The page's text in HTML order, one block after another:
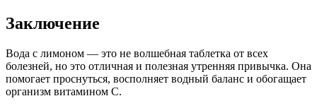
Заключение
Вода с лимоном — это не волшебная таблетка от всех
болезней, но это отличная и полезная утренняя привычка. Она
помогает проснуться, восполняет водный баланс и обогащает
организм витамином С.